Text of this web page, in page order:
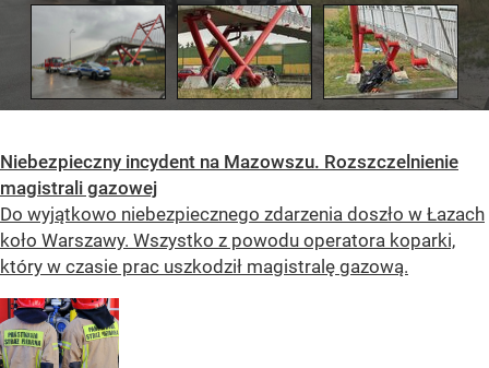
Niebezpieczny incydent na Mazowszu. Rozszczelnienie
magistrali gazowej
Do wyjątkowo niebezpiecznego zdarzenia doszło w Łazach
koło Warszawy. Wszystko z powodu operatora koparki,
który w czasie prac uszkodził magistralę gazową.